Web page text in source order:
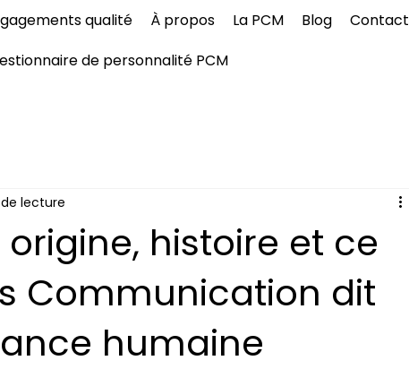
qualité À propos La PCM Blog Contact
de personnalité PCM
origine, histoire et ce
Communication dit
humaine
lecture